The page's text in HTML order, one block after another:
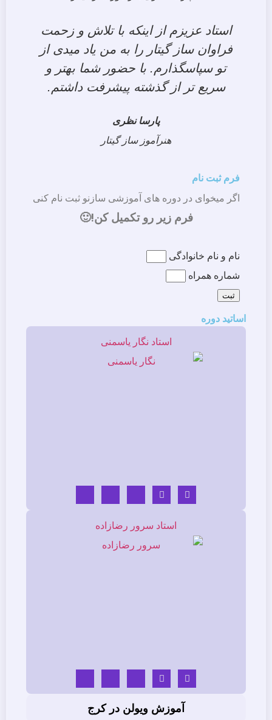
آموزش ویولن در کرج
استاد عزیزم از اینکه با تلاش و زحمت
فراوان ساز گیتار را به من یاد میدی از
تو سپاسگذارم. با حضور شما بهتر و
سریع تر از گذشته پیشرفت داشتم.
پارسا نظری
هنرآموز ساز گیتار
فرم ثبت نام
اگر میخوای در دوره های آموزشی سازنو ثبت نام کنی
فرم زیر رو تکمیل کن!🙂
نام و نام خانوادگی
شماره همراه
ثبت
اساتید دوره
استاد نگار یاسمنی
استاد سرور رضازاده